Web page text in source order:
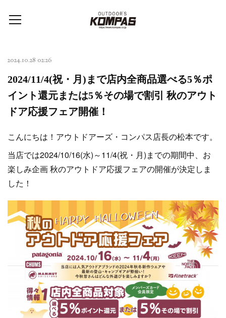
2024.10.28 02:26
2024/11/4(祝・月)まで店内全商品選べる5％ポ
イント還元または5％その場で割引 秋のアウト
ドア応援フェア開催！
こんにちは！アウトドアーズ・コンパス店長の松本です。
当店では2024/10/16(水)～11/4(祝・月)までの期間中、お
楽しみ企画 秋のアウトドア応援フェアの開催が決定しま
した！